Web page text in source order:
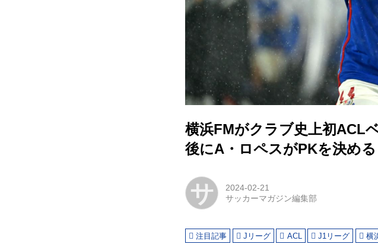
横浜FMがクラブ史上初ACL
後にA・ロペスがPKを決め
サ
2024-02-21
サッカーマガジン編集部
注目記事 Jリーグ ACL J1リーグ 横